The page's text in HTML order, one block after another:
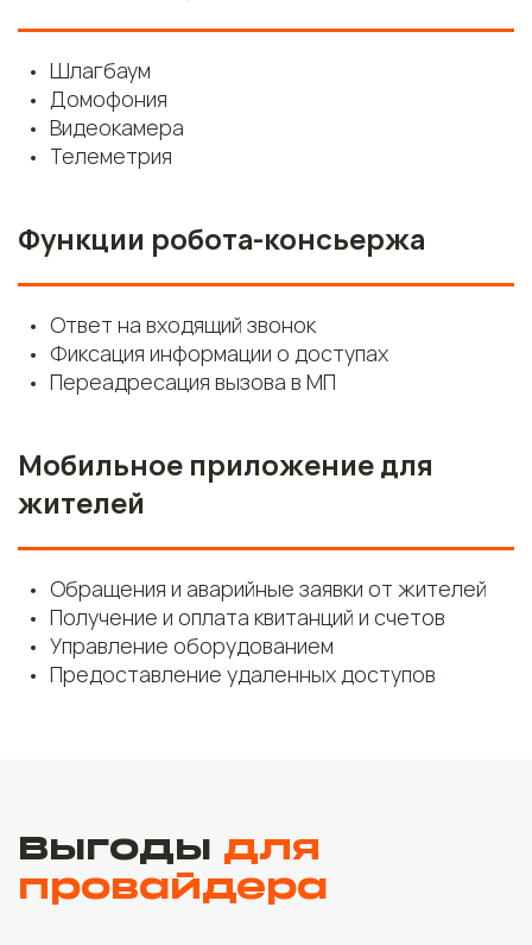
Шлагбаум
Домофония
Видеокамера
Телеметрия
Функции робота-консьержа
Ответ на входящий звонок
Фиксация информации о доступах
Переадресация вызова в МП
Мобильное приложение для
жителей
Обращения и аварийные заявки от жителей
Получение и оплата квитанций и счетов
Управление оборудованием
Предоставление удаленных доступов
Выгоды для
провайдера